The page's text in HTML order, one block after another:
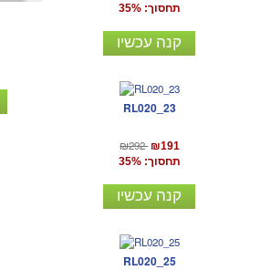
תחסוך: 35%
קנה עכשיו
RL020_23
₪292 ₪191
תחסוך: 35%
קנה עכשיו
RL020_25